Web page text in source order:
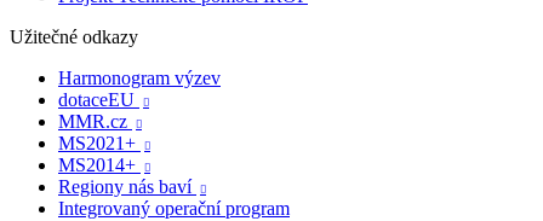
Užitečné odkazy
Harmonogram výzev
dotaceEU

MMR.cz 
MS2021+ 
MS2014+ 
Regiony nás baví 
Integrovaný operační program